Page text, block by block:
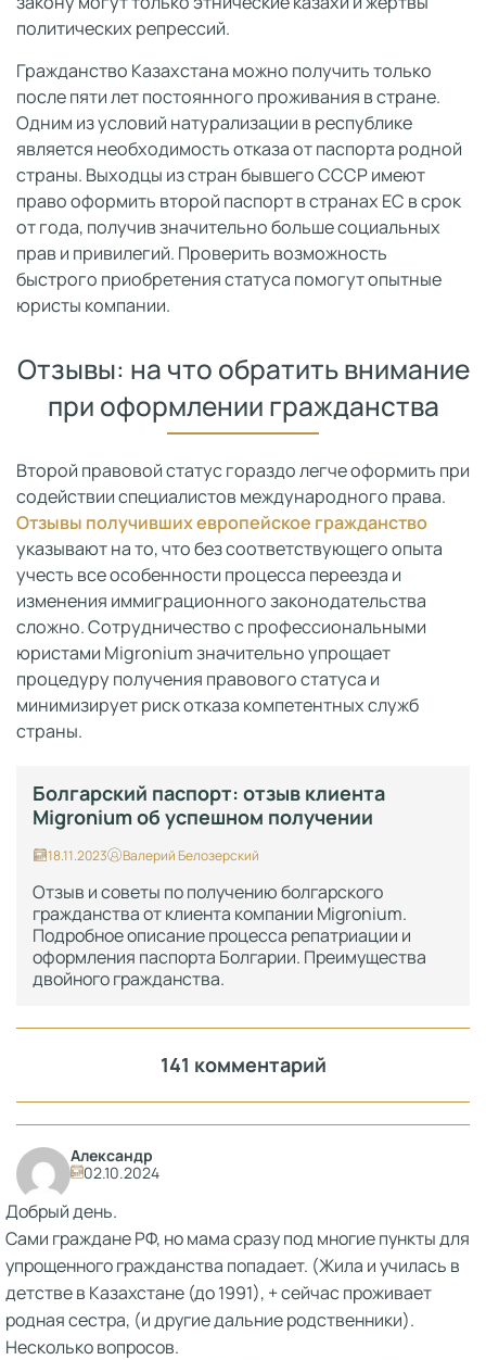
политических репрессий.
Гражданство Казахстана можно получить только
после пяти лет постоянного проживания в стране.
Одним из условий натурализации в республике
является необходимость отказа от паспорта родной
страны. Выходцы из стран бывшего СССР имеют
право оформить второй паспорт в странах ЕС в срок
от года, получив значительно больше социальных
прав и привилегий. Проверить возможность
быстрого приобретения статуса помогут опытные
юристы компании.
Отзывы: на что обратить внимание
при оформлении гражданства
Второй правовой статус гораздо легче оформить при
содействии специалистов международного права.
Отзывы получивших европейское гражданство
указывают на то, что без соответствующего опыта
учесть все особенности процесса переезда и
изменения иммиграционного законодательства
сложно. Сотрудничество с профессиональными
юристами Migronium значительно упрощает
процедуру получения правового статуса и
минимизирует риск отказа компетентных служб
страны.
Болгарский паспорт: отзыв клиента
Migronium об успешном получении
18.11.2023 Валерий Белозерский
Отзыв и советы по получению болгарского
гражданства от клиента компании Migronium.
Подробное описание процесса репатриации и
оформления паспорта Болгарии. Преимущества
двойного гражданства.
141 комментарий
Александр
02.10.2024
Добрый день.
Сами граждане РФ, но мама сразу под многие пункты для
упрощенного гражданства попадает. (Жила и училась в
детстве в Казахстане (до 1991), + сейчас проживает
родная сестра, (и другие дальние родственники).
Несколько вопросов.